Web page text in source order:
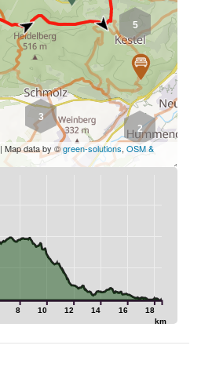
2
3
5
| Map data by ©green-solutions, OSM &
8 10 12 14 16 18
km